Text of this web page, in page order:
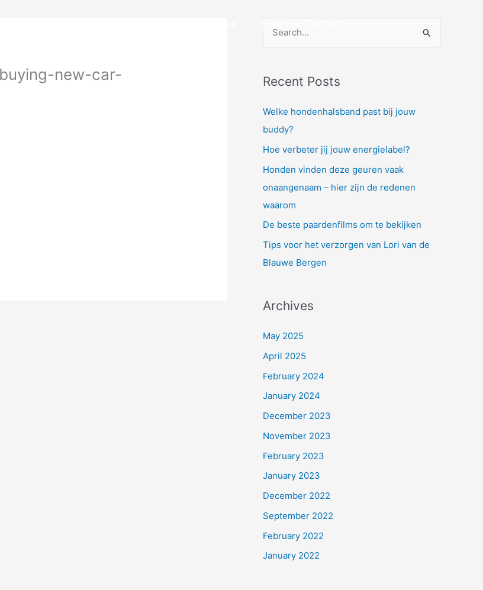
Blog
new-car-
r
c
h
r
:
Recent Posts
Welke hondenhalsband past bij jouw
buddy?
Hoe verbeter jij jouw energielabel?
Honden vinden deze geuren vaak
onaangenaam – hier zijn de redenen
waarom
De beste paardenfilms om te bekijken
Tips voor het verzorgen van Lori van de
Blauwe Bergen
Archives
May 2025
April 2025
February 2024
January 2024
December 2023
November 2023
February 2023
January 2023
December 2022
September 2022
February 2022
January 2022